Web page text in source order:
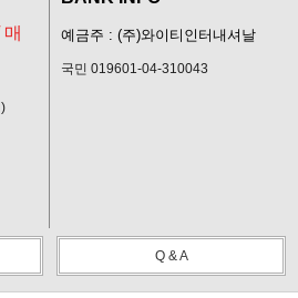
예금주 : (주)와이티인터내셔날
국민 019601-04-310043
Q & A